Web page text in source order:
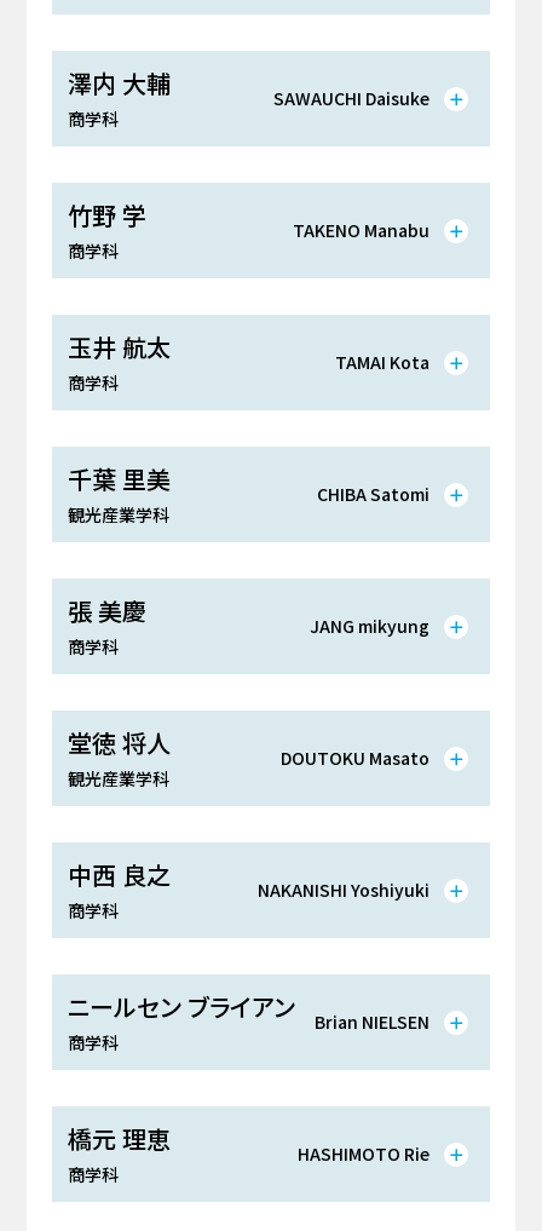
澤内 大輔
商学科
SAWAUCHI Daisuke
竹野 学
商学科
TAKENO Manabu
玉井 航太
商学科
TAMAI Kota
千葉 里美
観光産業学科
CHIBA Satomi
張 美慶
商学科
JANG mikyung
堂徳 将人
観光産業学科
DOUTOKU Masato
中西 良之
商学科
NAKANISHI Yoshiyuki
ニールセン ブライアン
商学科
Brian NIELSEN
橋元 理恵
商学科
HASHIMOTO Rie